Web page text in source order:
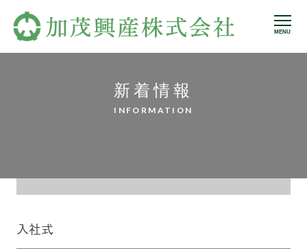
MENU
新着情報
INFORMATION
入社式